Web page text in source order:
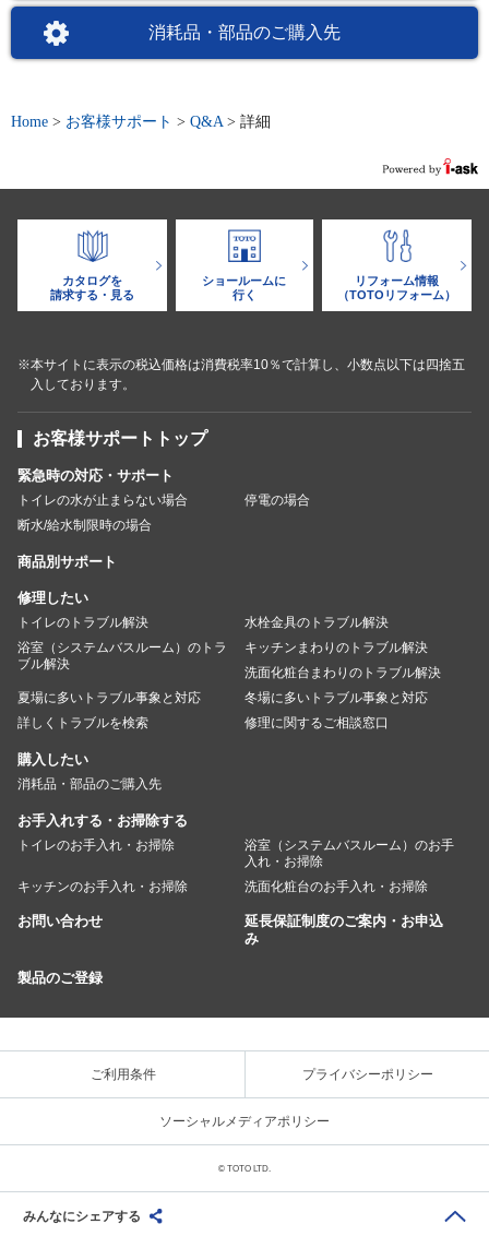
消耗品・部品のご購入先
Home > お客様サポート > Q&A > 詳細
カタログを
請求する・見る
ショールームに
行く
リフォーム情報
（TOTOリフォーム）
※本サイトに表示の税込価格は消費税率10％で計算し、小数点以下は四捨五
入しております。
お客様サポートトップ
緊急時の対応・サポート
トイレの水が止まらない場合
停電の場合
断水/給水制限時の場合
商品別サポート
修理したい
トイレのトラブル解決
水栓金具のトラブル解決
浴室（システムバスルーム）のトラ
ブル解決
キッチンまわりのトラブル解決
洗面化粧台まわりのトラブル解決
夏場に多いトラブル事象と対応
冬場に多いトラブル事象と対応
詳しくトラブルを検索
修理に関するご相談窓口
購入したい
消耗品・部品のご購入先
お手入れする・お掃除する
トイレのお手入れ・お掃除
浴室（システムバスルーム）のお手
入れ・お掃除
キッチンのお手入れ・お掃除
洗面化粧台のお手入れ・お掃除
お問い合わせ
延長保証制度のご案内・お申込
み
製品のご登録
ご利用条件 プライバシーポリシー
ソーシャルメディアポリシー
みんなにシェアする
© TOTO LTD.